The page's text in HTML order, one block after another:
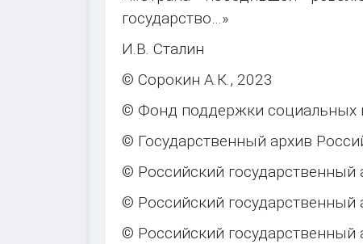
государство…»
И.В. Сталин
© Сорокин А.К., 2023
© Фонд поддержки социальных
© Государственный архив
© Российский
© Российский
© Российский государственный